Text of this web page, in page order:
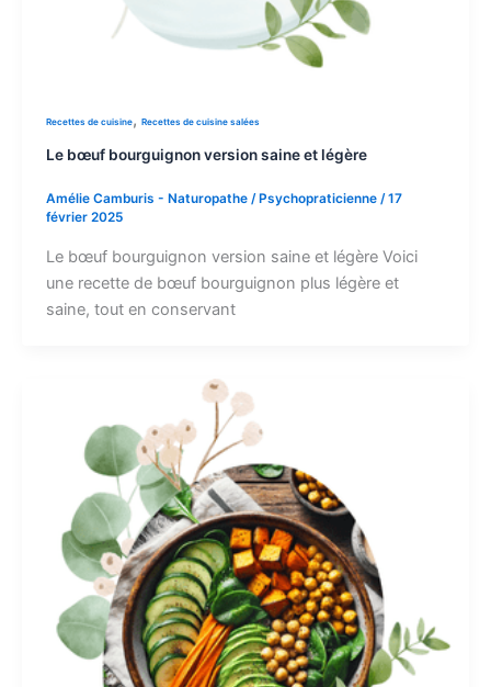
Recettes de cuisine, Recettes de cuisine salées
Le bœuf bourguignon version saine et légère
Amélie Camburis - Naturopathe / Psychopraticienne /17
février 2025
Le bœuf bourguignon version saine et légère Voici
une recette de bœuf bourguignon plus légère et
saine, tout en conservant